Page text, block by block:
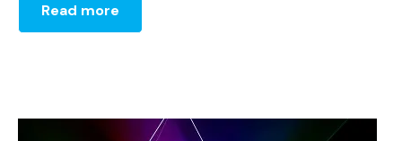
Read more